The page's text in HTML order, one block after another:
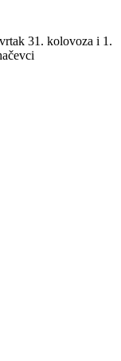
31. kolovoza i 1.